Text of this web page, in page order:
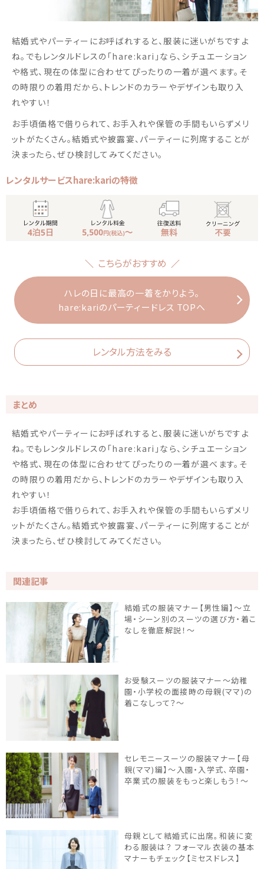
結婚式やパーティーにお呼ばれすると、服装に迷いがちですよ
ね。でもレンタルドレスの「hare:kari」なら、シチュエーション
や格式、現在の体型に合わせてぴったりの一着が選べます。そ
の時限りの着用だから、トレンドのカラーやデザインも取り入
れやすい！
お手頃価格で借りられて、お手入れや保管の手間もいらずメリ
ットがたくさん。結婚式や披露宴、パーティーに列席することが
決まったら、ぜひ検討してみてください。
レンタルサービスhare:kariの特徴
こちらがおすすめ
ハレの日に最高の一着をかりよう。
hare:kariのパーティードレス TOPへ
レンタル方法をみる
まとめ
結婚式やパーティーにお呼ばれすると、服装に迷いがちですよ
ね。でもレンタルドレスの「hare:kari」なら、シチュエーション
や格式、現在の体型に合わせてぴったりの一着が選べます。そ
の時限りの着用だから、トレンドのカラーやデザインも取り入
れやすい！
お手頃価格で借りられて、お手入れや保管の手間もいらずメリ
ットがたくさん。結婚式や披露宴、パーティーに列席することが
決まったら、ぜひ検討してみてください。
関連記事
結婚式の服装マナー【男性編】〜立
場・シーン別のスーツの選び方・着こ
なしを徹底解説！〜
お受験スーツの服装マナー～幼稚
園・小学校の面接時の母親(ママ)の
着こなしって？～
セレモニースーツの服装マナー【母
親(ママ)編】～入園・入学式、卒園・
卒業式の服装をもっと楽しもう！～
母親として結婚式に出席。和装に変
わる服装は？ フォーマル衣装の基本
マナーもチェック【ミセスドレス】